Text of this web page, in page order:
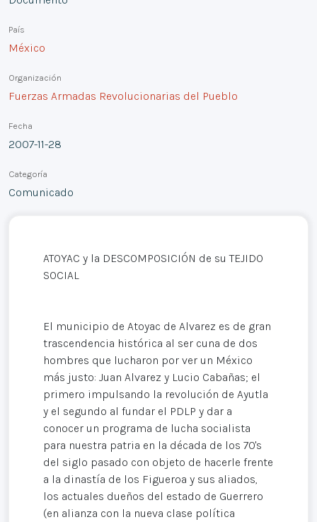
País
México
Organización
Fuerzas Armadas Revolucionarias del Pueblo
Fecha
2007-11-28
Categoría
Comunicado
ATOYAC y la DESCOMPOSICIÓN de su TEJIDO
SOCIAL
El municipio de Atoyac de Alvarez es de gran
trascendencia histórica al ser cuna de dos
hombres que lucharon por ver un México
más justo: Juan Alvarez y Lucio Cabañas; el
primero impulsando la revolución de Ayutla
y el segundo al fundar el PDLP y dar a
conocer un programa de lucha socialista
para nuestra patria en la década de los 70's
del siglo pasado con objeto de hacerle frente
a la dinastía de los Figueroa y sus aliados,
los actuales dueños del estado de Guerrero
(en alianza con la nueva clase política